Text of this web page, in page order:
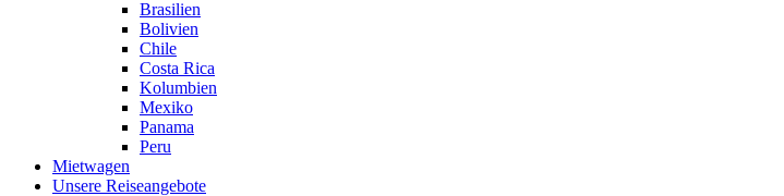
Brasilien
Bolivien
Chile
Costa Rica
Kolumbien
Mexiko
Panama
Peru
Mietwagen
Unsere Reiseangebote